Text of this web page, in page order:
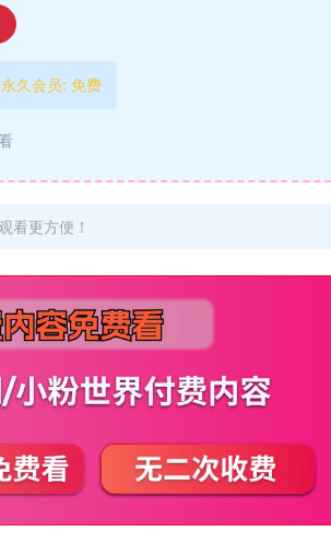
永久会员: 免费
看更方便！